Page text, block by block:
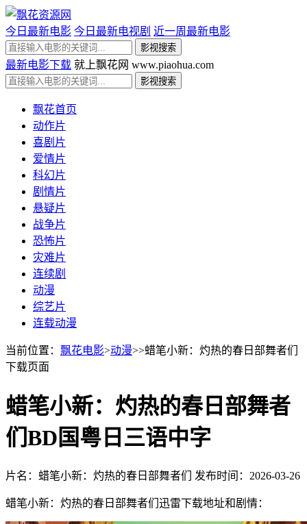
今日最新电影 今日最新电视剧 近一周最新电影
最新电影下载 就上飘花网 www.piaohua.com
飘花首页
动作片
喜剧片
爱情片
科幻片
剧情片
悬疑片
战争片
恐怖片
灾难片
连续剧
动漫
综艺片
连载动漫
当前位置： 飘花电影>动漫>>蜡笔小新：灼热的春日部舞者们
下载页面
蜡笔小新：灼热的春日部舞者
们BD国粤日三语中字
片名：蜡笔小新：灼热的春日部舞者们 发布时间：2026-03-26
蜡笔小新：灼热的春日部舞者们迅雷下载地址和剧情：